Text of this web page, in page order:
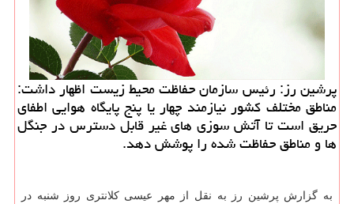
پرشین رز: رئیس سازمان حفاظت محیط زیست اظهار داشت:
مناطق مختلف كشور نیازمند چهار یا پنج پایگاه هوایی اطفای
حریق است تا آتش سوزی های غیر قابل دسترس در جنگل
ها و مناطق حفاظت شده را پوشش دهد.
به گزارش پرشین رز به نقل از مهر عیسی كلانتری روز شنبه در